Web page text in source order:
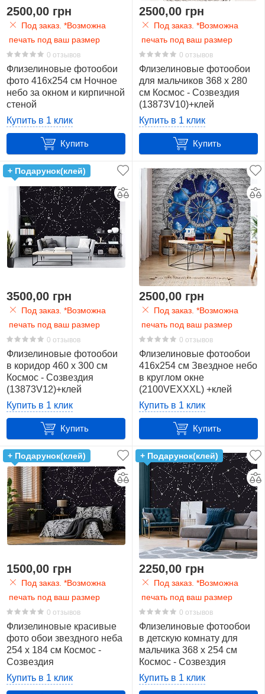
2500,00 грн
Под заказ. *Возможна
печать под ваш размер
0 отзывов
Флизелиновые фотообои
фото 416x254 см Ночное
небо за окном и кирпичной
стеной
(2183VEXXXL)+клей
Купить в 1 клик
Купить
2500,00 грн
Под заказ. *Возможна
печать под ваш размер
0 отзывов
Флизелиновые фотообои
для мальчиков 368 x 280
см Космос - Созвездия
(13873V10)+клей
Купить в 1 клик
Купить
+ Подарунок(клей)
3500,00 грн
Под заказ. *Возможна
печать под ваш размер
0 отзывов
Флизелиновые фотообои
в коридор 460 x 300 см
Космос - Созвездия
(13873V12)+клей
Купить в 1 клик
Купить
2500,00 грн
Под заказ. *Возможна
печать под ваш размер
0 отзывов
Флизелиновые фотообои
416x254 см Звездное небо
в круглом окне
(2100VEXXXL) +клей
Купить в 1 клик
Купить
+ Подарунок(клей)
1500,00 грн
Под заказ. *Возможна
печать под ваш размер
0 отзывов
Флизелиновые красивые
фото обои звездного неба
254 x 184 см Космос -
Созвездия
(13873V4)+клей
Купить в 1 клик
+ Подарунок(клей)
2250,00 грн
Под заказ. *Возможна
печать под ваш размер
0 отзывов
Флизелиновые фотообои
в детскую комнату для
мальчика 368 x 254 см
Космос - Созвездия
(13873V8)+клей
Купить в 1 клик